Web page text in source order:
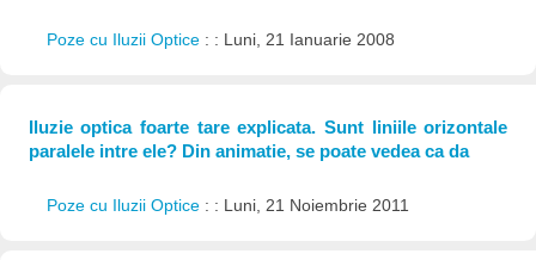
Poze cu Iluzii Optice : : Luni, 21 Ianuarie 2008
Iluzie optica foarte tare explicata. Sunt liniile orizontale
paralele intre ele? Din animatie, se poate vedea ca da
Poze cu Iluzii Optice : : Luni, 21 Noiembrie 2011